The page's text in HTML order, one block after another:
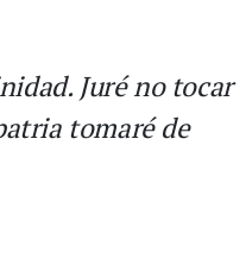
Juré no tocar
tomaré de